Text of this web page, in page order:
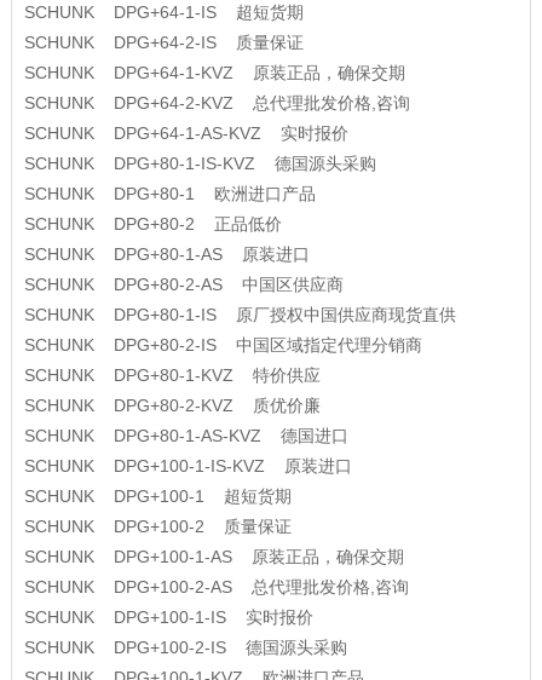
SCHUNK DPG+64-1-IS 超短货期
SCHUNK DPG+64-2-IS 质量保证
SCHUNK DPG+64-1-KVZ 原装正品，确保交期
SCHUNK DPG+64-2-KVZ 总代理批发价格,咨询
SCHUNK DPG+64-1-AS-KVZ 实时报价
SCHUNK DPG+80-1-IS-KVZ 德国源头采购
SCHUNK DPG+80-1 欧洲进口产品
SCHUNK DPG+80-2 正品低价
SCHUNK DPG+80-1-AS 原装进口
SCHUNK DPG+80-2-AS 中国区供应商
SCHUNK DPG+80-1-IS 原厂授权中国供应商现货直供
SCHUNK DPG+80-2-IS 中国区域指定代理分销商
SCHUNK DPG+80-1-KVZ 特价供应
SCHUNK DPG+80-2-KVZ 质优价廉
SCHUNK DPG+80-1-AS-KVZ 德国进口
SCHUNK DPG+100-1-IS-KVZ 原装进口
SCHUNK DPG+100-1 超短货期
SCHUNK DPG+100-2 质量保证
SCHUNK DPG+100-1-AS 原装正品，确保交期
SCHUNK DPG+100-2-AS 总代理批发价格,咨询
SCHUNK DPG+100-1-IS 实时报价
SCHUNK DPG+100-2-IS 德国源头采购